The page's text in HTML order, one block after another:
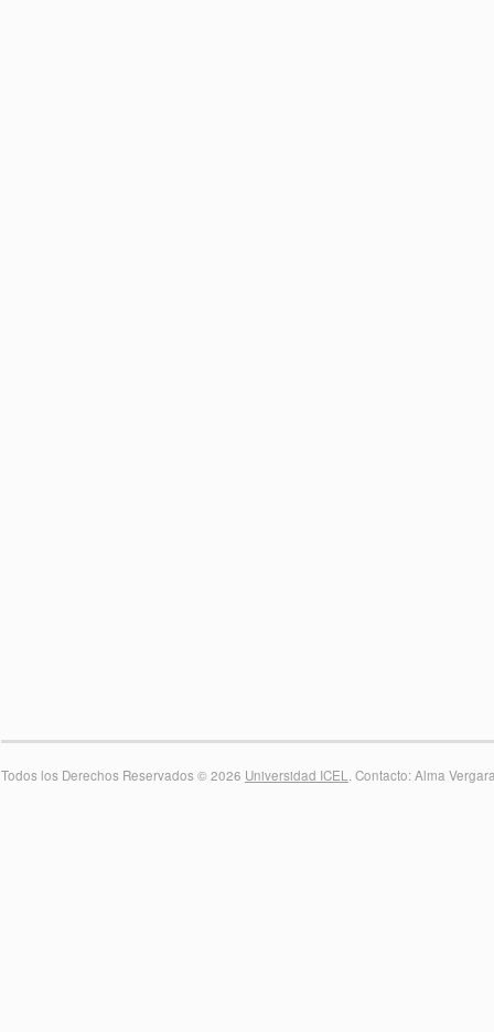
Todos los Derechos Reservados © 2026 Universidad ICEL . Contacto: Alma